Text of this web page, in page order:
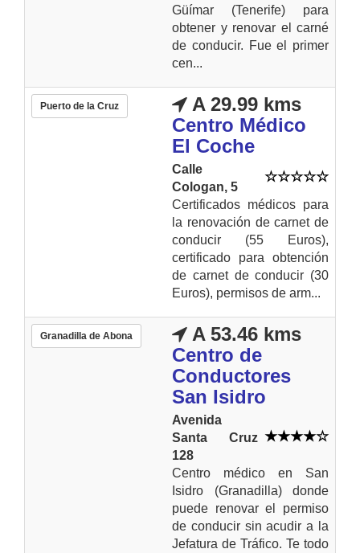
Güímar (Tenerife) para
obtener y renovar el carné
de conducir. Fue el primer
cen...
Puerto de la Cruz
A 29.99 kms
Centro Médico
El Coche
Calle
Cologan, 5
Certificados médicos para
la renovación de carnet de
conducir (55 Euros),
certificado para obtención
de carnet de conducir (30
Euros), permisos de arm...
Granadilla de Abona
A 53.46 kms
Centro de
Conductores
San Isidro
Avenida
Santa Cruz
128
Centro médico en San
Isidro (Granadilla) donde
puede renovar el permiso
de conducir sin acudir a la
Jefatura de Tráfico. Te todo